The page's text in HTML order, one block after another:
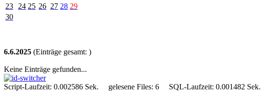
23
24 25 26 27 28 29
30
6.6.2025 (Einträge gesamt: )
Keine Einträge gefunden...
Script-Laufzeit: 0.002586 Sek. gelesene Files: 6 SQL-Laufzeit: 0.001482 Sek.